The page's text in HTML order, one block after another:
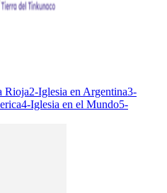
Rioja2-Iglesia en Argentina3-
4-Iglesia en el Mundo5-